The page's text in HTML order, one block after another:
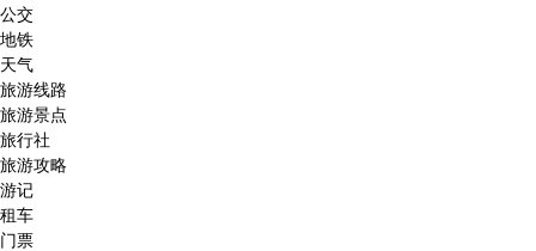
公交
地铁
天气
旅游线路
旅游景点
旅行社
旅游攻略
游记
租车
门票